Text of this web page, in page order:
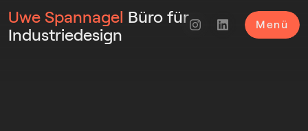
Uwe Spannagel Büro für
Industriedesign
Menü